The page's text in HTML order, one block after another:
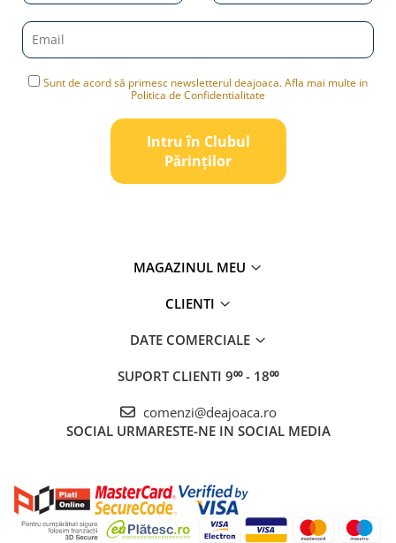
Sunt de acord să primesc newsletterul deajoaca. Afla mai multe in
Politica de Confidentialitate
Intru în Clubul
Pǎrinților
MAGAZINUL MEU
CLIENTI
DATE COMERCIALE
SUPORT CLIENTI 9⁰⁰ - 18⁰⁰
comenzi@deajoaca.ro
SOCIAL URMARESTE-NE IN SOCIAL MEDIA